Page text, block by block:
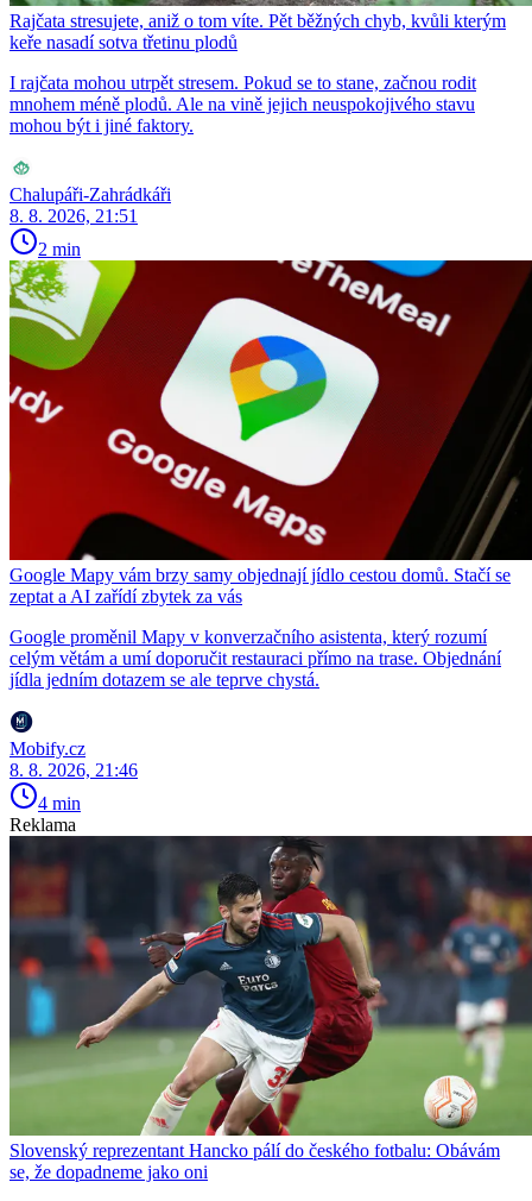
Rajčata stresujete, aniž o tom víte. Pět běžných chyb, kvůli kterým
keře nasadí sotva třetinu plodů
I rajčata mohou utrpět stresem. Pokud se to stane, začnou rodit
mnohem méně plodů. Ale na vině jejich neuspokojivého stavu
mohou být i jiné faktory.
Chalupáři-Zahrádkáři
8. 8. 2026, 21:51
2 min
Google Mapy vám brzy samy objednají jídlo cestou domů. Stačí se
zeptat a AI zařídí zbytek za vás
Google proměnil Mapy v konverzačního asistenta, který rozumí
celým větám a umí doporučit restauraci přímo na trase. Objednání
jídla jedním dotazem se ale teprve chystá.
Mobify.cz
8. 8. 2026, 21:46
4 min
Reklama
Slovenský reprezentant Hancko pálí do českého fotbalu: Obávám
se, že dopadneme jako oni